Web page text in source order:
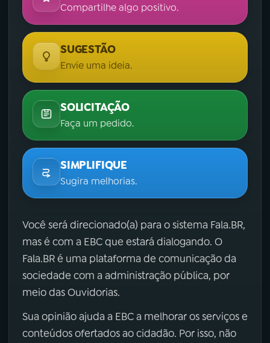
Compartilhe algo positivo.
SUGESTÃO
Envie uma ideia.
SOLICITAÇÃO
Faça um pedido.
SIMPLIFIQUE
Sugira melhorias.
Você será direcionado(a) para o sistema Fala.BR,
mas é com a EBC que estará dialogando. O
Fala.BR é uma plataforma de comunicação da
sociedade com a administração pública, por
meio das Ouvidorias.
Sua opinião ajuda a EBC a melhorar os serviços e
conteúdos ofertados ao cidadão. Por isso, não